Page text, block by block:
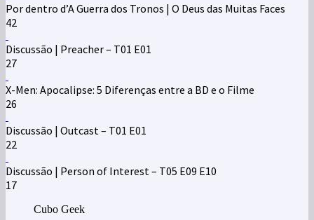
Por dentro d’A Guerra dos Tronos | O Deus das Muitas Faces
42
Discussão | Preacher – T01 E01
27
X-Men: Apocalipse: 5 Diferenças entre a BD e o Filme
26
Discussão | Outcast – T01 E01
22
Discussão | Person of Interest – T05 E09 E10
17
Cubo Geek